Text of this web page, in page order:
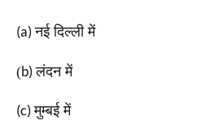
(a)नई दिल्ली में
(b)लंदन में
(c)मुम्बई में